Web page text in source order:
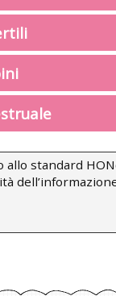
allo standard